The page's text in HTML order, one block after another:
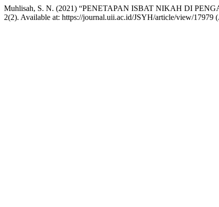
Muhlisah, S. N. (2021) “PENETAPAN ISBAT NIKAH DI
2(2). Available at: https://journal.uii.ac.id/JSYH/article/view/17979